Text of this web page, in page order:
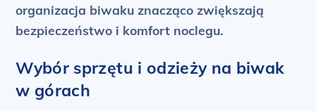
organizacja biwaku znacząco zwiększają
bezpieczeństwo i komfort noclegu.
Wybór sprzętu i odzieży na biwak
w górach